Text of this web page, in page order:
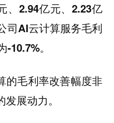
、2.94亿元、2.23亿
司AI云计算服务毛利
10.7%。
的毛利率改善幅度非
展动力。